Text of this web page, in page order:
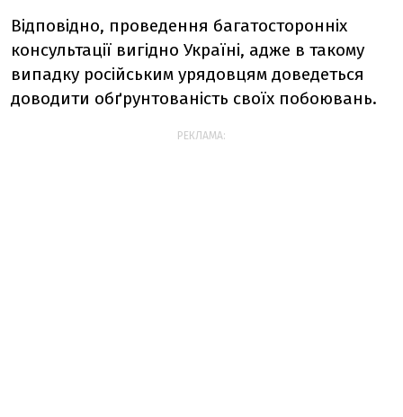
Відповідно, проведення багатосторонніх
консультації вигідно Україні, адже в такому
випадку російським урядовцям доведеться
доводити обґрунтованість своїх побоювань.
РЕКЛАМА: